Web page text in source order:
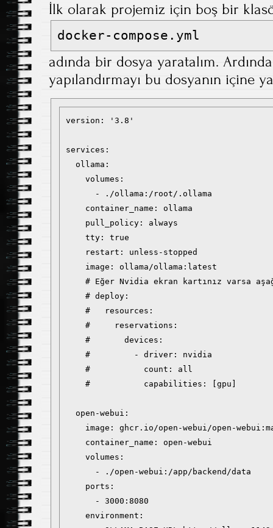
İlk olarak projemiz için boş bir
docker-compose.yml
adında bir dosya yaratalım.
yapılandırmayı bu dosyanın içine
version: '3.8'
services:
  ollama:
    volumes:
      - ./ollama:/root/.ollama
    container_name: ollama
    pull_policy: always
    tty: true
    restart: unless-stopped
    image: ollama/ollama:latest
# Eğer Nvidia ekran kartınız varsa
    # deploy:
    #   resources:
    #     reservations:
    #       devices:
    #         - driver: nvidia
    #           count: all
    #           capabilities: [gpu]
  open-webui:
image: ghcr.io/open-webui/open-
    container_name: open-webui
    volumes:
      - ./open-webui:/app/backend/data
    ports:
      - 3000:8080
    environment: